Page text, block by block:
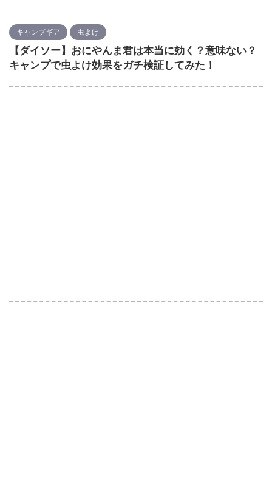
キャンプギア 虫よけ
【ダイソー】おにやんま君は本当に効く？意味ない？
キャンプで虫よけ効果をガチ検証してみた！